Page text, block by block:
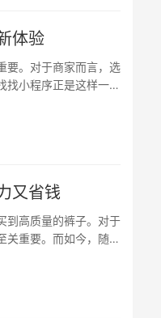
体验
要。对于商家而言，选
找小程序正是这样一款
又省钱
到高质量的裤子。对于
关重要。而如今，随着